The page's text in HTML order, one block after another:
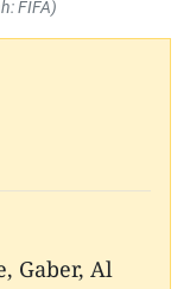
FIFA)
Gaber, Al